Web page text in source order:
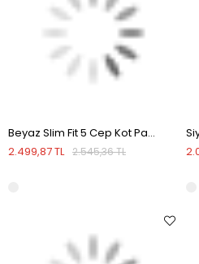
Beyaz Slim Fit 5 Cep Kot Pantolon
2.499,87 TL 2.545,36 TL